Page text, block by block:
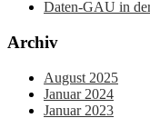
Daten-GAU in
Archiv
August 2025
Januar 2024
Januar 2023